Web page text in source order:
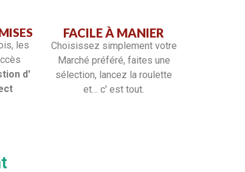
les
d'
FACILE À MANIER
Choisissez simplement votre
Marché préféré, faites une
sélection, lancez la roulette
et… c' est tout.